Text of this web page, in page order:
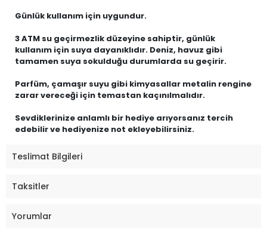
Günlük kullanım için uygundur.
3 ATM su geçirmezlik düzeyine sahiptir, günlük
kullanım için suya dayanıklıdır. Deniz, havuz gibi
tamamen suya sokulduğu durumlarda su geçirir.
Parfüm, çamaşır suyu gibi kimyasallar metalin rengine
zarar vereceği için temastan kaçınılmalıdır.
Sevdiklerinize anlamlı bir hediye arıyorsanız tercih
edebilir ve hediyenize not ekleyebilirsiniz.
Teslimat Bilgileri
Taksitler
Yorumlar